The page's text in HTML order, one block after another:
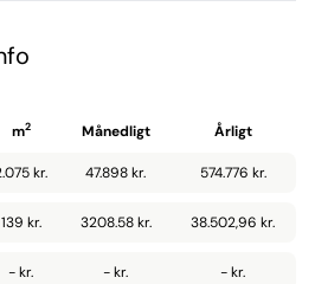
m2 Månedligt Årligt
kr. 47.898 kr. 574.776 kr.
139 kr. 3208.58 kr. 38.502,96 kr.
- kr. - kr. - kr.